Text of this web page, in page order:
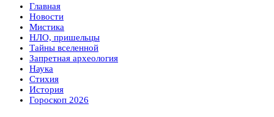
Главная
Новости
Мистика
НЛО, пришельцы
Тайны вселенной
Запретная археология
Наука
Стихия
История
Гороскоп 2026